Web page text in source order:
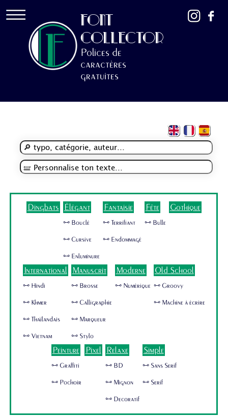
FONT
COLLECTOR
Polices de
caractères
gratuites
Dingbats Élégant
🜺 Bouclé
🜺 Cursive
🜺 Enluminure
Fantaisie
🜺 Terrifiant
🜺 Endommagé
Fête
🜺 Bulle
Gothique
International
🜺 Hindi
🜺 Khmer
🜺 Thaïlandais
🜺 Vietnam
Manuscrit
🜺 Brosse
🜺 Calligraphie
🜺 Marqueur
🜺 Stylo
Moderne
🜺 Numérique
Old School
🜺 Groovy
🜺 Machine à écrire
Peinture
🜺 Graffiti
🜺 Pochoir
Pixel Relaxe
🜺 BD
🜺 Mignon
🜺 Decoratif
Simple
🜺 Sans Serif
🜺 Serif